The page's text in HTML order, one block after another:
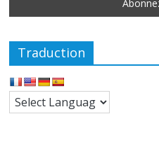
Traduction